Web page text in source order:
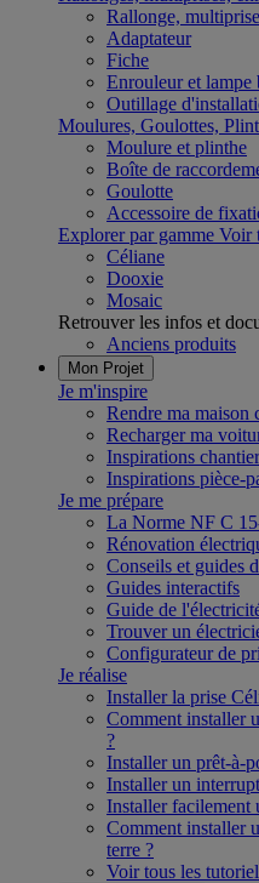
Rallonge, multiprise
Adaptateur
Fiche
Enrouleur et lampe
Outillage
Moulures, Goulottes,
Moulure et plinthe
Boîte de
Goulotte
Accessoire de
Explorer par gamme Voir
Céliane
Dooxie
Mosaic
Retrouver les infos et
Anciens produits
Mon Projet
Je m'inspire
Rendre ma maison
Recharger ma
Inspirations
Inspirations pièce-
Je me prépare
La Norme NF C
Rénovation
Conseils et guides
Guides interactifs
Guide de
Trouver un
Configurateur de
Je réalise
Installer la prise
Comment installer
?
Installer un prêt-à-
Installer un
Installer facilement
Comment installer
terre ?
Voir tous les